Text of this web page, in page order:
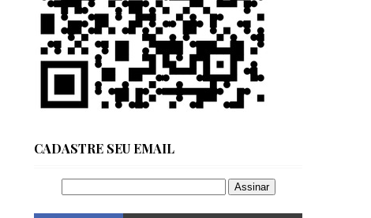
CADASTRE SEU EMAIL